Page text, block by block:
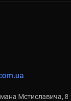
Мстиславича, 8